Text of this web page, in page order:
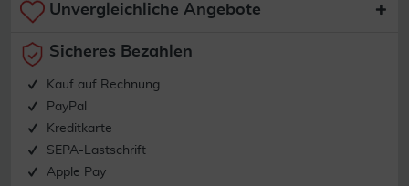
Unvergleichliche Angebote
Sicheres Bezahlen
Kauf auf Rechnung
PayPal
Kreditkarte
SEPA-Lastschrift
Apple Pay